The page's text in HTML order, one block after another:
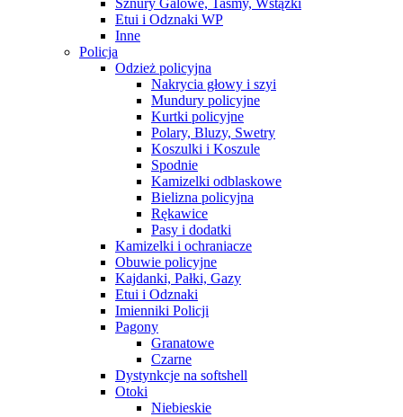
Sznury Galowe, Taśmy, Wstążki
Etui i Odznaki WP
Inne
Policja
Odzież policyjna
Nakrycia głowy i szyi
Mundury policyjne
Kurtki policyjne
Polary, Bluzy, Swetry
Koszulki i Koszule
Spodnie
Kamizelki odblaskowe
Bielizna policyjna
Rękawice
Pasy i dodatki
Kamizelki i ochraniacze
Obuwie policyjne
Kajdanki, Pałki, Gazy
Etui i Odznaki
Imienniki Policji
Pagony
Granatowe
Czarne
Dystynkcje na softshell
Otoki
Niebieskie